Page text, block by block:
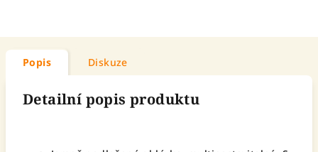
Popis Diskuze
Detailní popis produktu